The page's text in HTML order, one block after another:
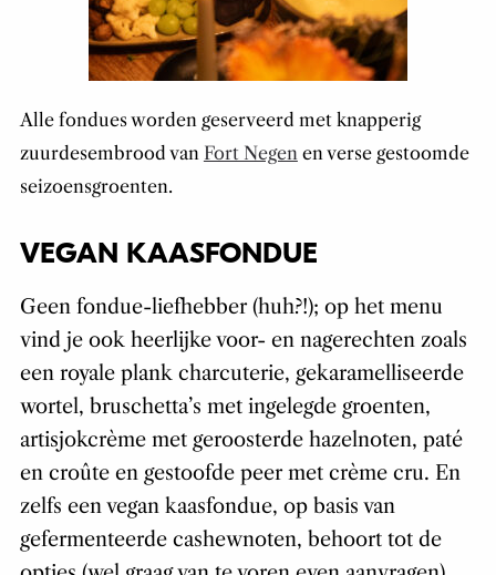
Alle fondues worden geserveerd met knapperig
zuurdesembrood van Fort Negenen verse gestoomde
seizoensgroenten.
VEGAN KAASFONDUE
Geen fondue-liefhebber (huh?!); op het menu
vind je ook heerlijke voor- en nagerechten zoals
een royale plank charcuterie, gekaramelliseerde
wortel, bruschetta’s met ingelegde groenten,
artisjokcrème met geroosterde hazelnoten, paté
en croûte en gestoofde peer met crème cru. En
zelfs een vegan kaasfondue, op basis van
gefermenteerde cashewnoten, behoort tot de